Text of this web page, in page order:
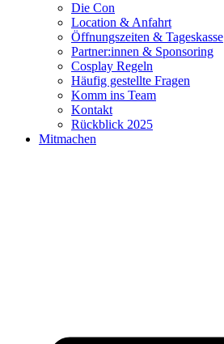
Die Con
Location & Anfahrt
Öffnungszeiten & Tageskasse
Partner:innen & Sponsoring
Cosplay Regeln
Häufig gestellte Fragen
Komm ins Team
Kontakt
Rückblick 2025
Mitmachen